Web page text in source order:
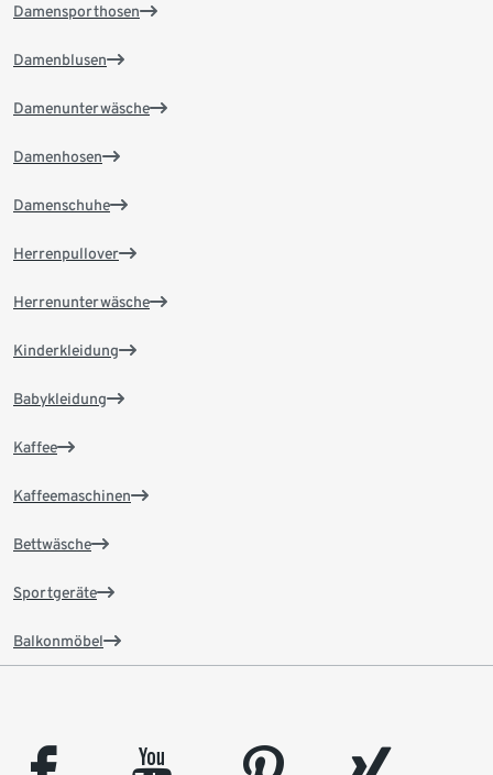
Damensporthosen
Damenblusen
Damenunterwäsche
Damenhosen
Damenschuhe
Herrenpullover
Herrenunterwäsche
Kinderkleidung
Babykleidung
Kaffee
Kaffeemaschinen
Bettwäsche
Sportgeräte
Balkonmöbel